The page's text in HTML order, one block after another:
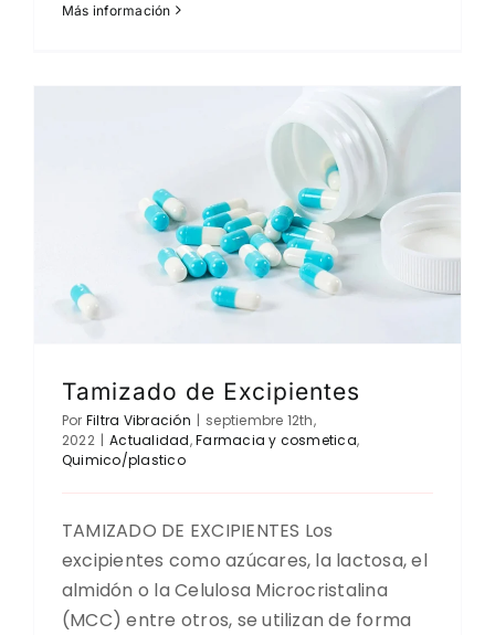
Más información
Tamizado de Excipientes
Por Filtra Vibración | septiembre 12th,
2022 | Actualidad,Farmacia y cosmetica,
Quimico/plastico
TAMIZADO DE EXCIPIENTES Los
excipientes como azúcares, la lactosa, el
almidón o la Celulosa Microcristalina
(MCC) entre otros, se utilizan de forma